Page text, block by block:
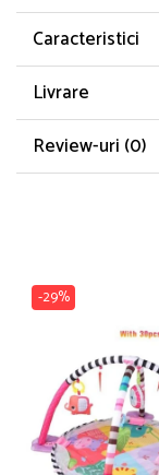
Caracteristici
Livrare
Review-uri (0)
-29%